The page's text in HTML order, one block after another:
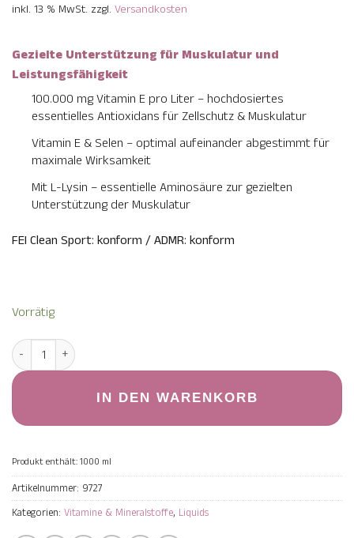
inkl. 13 % MwSt. zzgl. Versandkosten
Gezielte Unterstützung für Muskulatur und
Leistungsfähigkeit
100.000 mg Vitamin E pro Liter – hochdosiertes
essentielles Antioxidans für Zellschutz & Muskulatur
Vitamin E & Selen – optimal aufeinander abgestimmt für
maximale Wirksamkeit
Mit L-Lysin – essentielle Aminosäure zur gezielten
Unterstützung der Muskulatur
FEI Clean Sport: konform / ADMR: konform
Vorrätig
Vitamin E & Selen Liquid Menge
IN DEN WARENKORB
Produkt enthält: 1000 ml
Artikelnummer: 9727
Kategorien: Vitamine & Mineralstoffe, Liquids